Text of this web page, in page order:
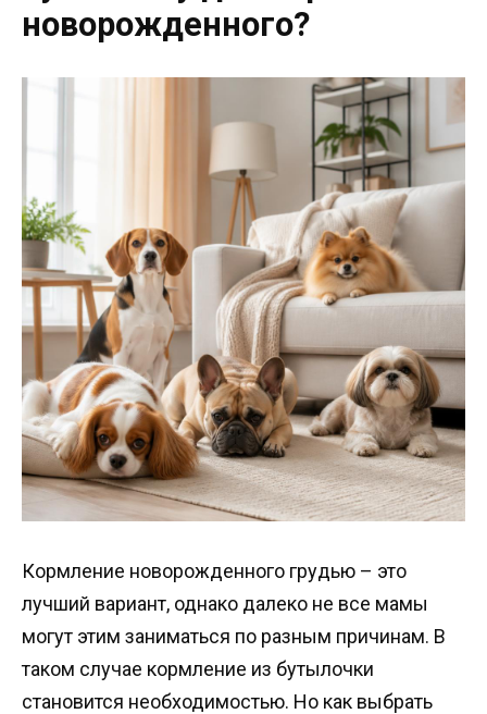
новорожденного?
Кормление новорожденного грудью – это
лучший вариант, однако далеко не все мамы
могут этим заниматься по разным причинам. В
таком случае кормление из бутылочки
становится необходимостью. Но как выбрать